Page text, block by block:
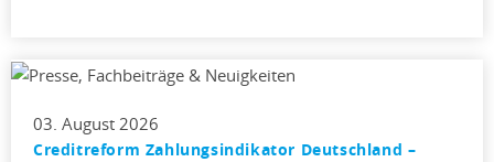
03. August 2026
Creditreform Zahlungsindikator Deutschland –